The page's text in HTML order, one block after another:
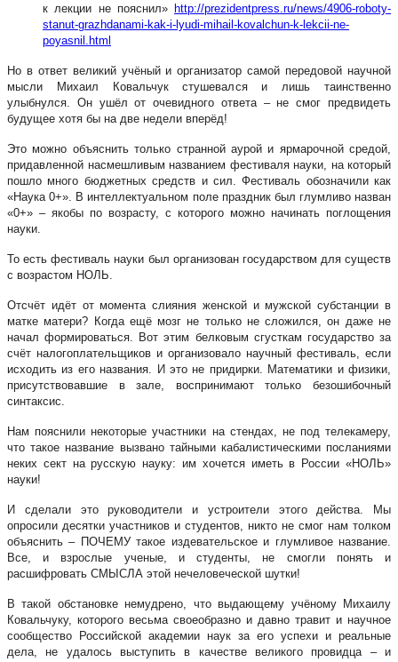
к лекции не пояснил» http://prezidentpress.ru/news/4906-roboty-
stanut-grazhdanami-kak-i-lyudi-mihail-kovalchun-k-lekcii-ne-
poyasnil.html
Но в ответ великий учёный и организатор самой передовой научной
мысли Михаил Ковальчук стушевался и лишь таинственно
улыбнулся. Он ушёл от очевидного ответа – не смог предвидеть
будущее хотя бы на две недели вперёд!
Это можно объяснить только странной аурой и ярмарочной средой,
придавленной насмешливым названием фестиваля науки, на который
пошло много бюджетных средств и сил. Фестиваль обозначили как
«Наука 0+». В интеллектуальном поле праздник был глумливо назван
«0+» – якобы по возрасту, с которого можно начинать поглощения
науки.
То есть фестиваль науки был организован государством для существ
с возрастом НОЛЬ.
Отсчёт идёт от момента слияния женской и мужской субстанции в
матке матери? Когда ещё мозг не только не сложился, он даже не
начал формироваться. Вот этим белковым сгусткам государство за
счёт налогоплательщиков и организовало научный фестиваль, если
исходить из его названия. И это не придирки. Математики и физики,
присутствовавшие в зале, воспринимают только безошибочный
синтаксис.
Нам пояснили некоторые участники на стендах, не под телекамеру,
что такое название вызвано тайными кабалистическими посланиями
неких сект на русскую науку: им хочется иметь в России «НОЛЬ»
науки!
И сделали это руководители и устроители этого действа. Мы
опросили десятки участников и студентов, никто не смог нам толком
объяснить – ПОЧЕМУ такое издевательское и глумливое название.
Все, и взрослые ученые, и студенты, не смогли понять и
расшифровать СМЫСЛА этой нечеловеческой шутки!
В такой обстановке немудрено, что выдающему учёному Михаилу
Ковальчуку, которого весьма своеобразно и давно травит и научное
сообщество Российской академии наук за его успехи и реальные
дела, не удалось выступить в качестве великого провидца – и